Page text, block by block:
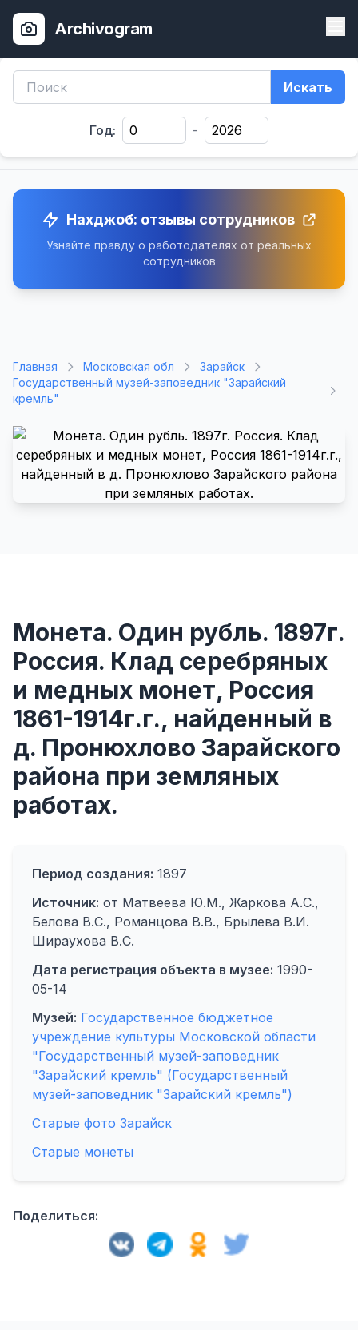
Archivogram
Искать
Год: -
Нахджоб: отзывы сотрудников
Узнайте правду о работодателях от реальных
сотрудников
Главная Московская обл
Зарайск
Государственный музей-заповедник "Зарайский
кремль"
Монета. Один рубль. 1897г.
Россия. Клад серебряных
и медных монет, Россия
1861-1914г.г., найденный в
д. Пронюхлово Зарайского
района при земляных
работах.
Период создания: 1897
Источник: от Матвеева Ю.М., Жаркова А.С.,
Белова В.С., Романцова В.В., Брылева В.И.
Шираухова В.С.
Дата регистрация объекта в музее: 1990-
05-14
Музей: Государственное бюджетное
учреждение культуры Московской области
"Государственный музей-заповедник
"Зарайский кремль" (Государственный
музей-заповедник "Зарайский кремль")
Старые фото Зарайск
Старые монеты
Поделиться: